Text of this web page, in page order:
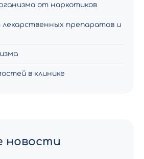
от наркотиков
препаратов и
в клинике
новости